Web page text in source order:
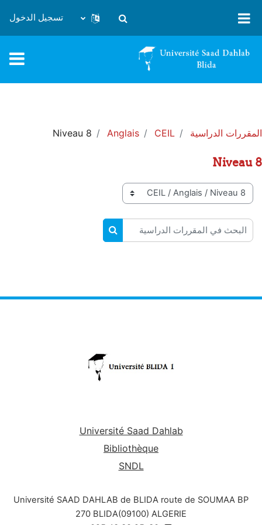
تبديل إدخال البحث
تسجيل الدخول
المقررات الدراسية CEIL
Anglais
Niveau 8
Niveau 8
تصنيفات المقررات
البحث في المقررات الدراسية
البحث في المقررات الدراسية
Université Saad Dahlab
Bibliothèque
SNDL
Université SAAD DAHLAB de BLIDA route de SOUMAA BP
270 BLIDA(09100) ALGERIE